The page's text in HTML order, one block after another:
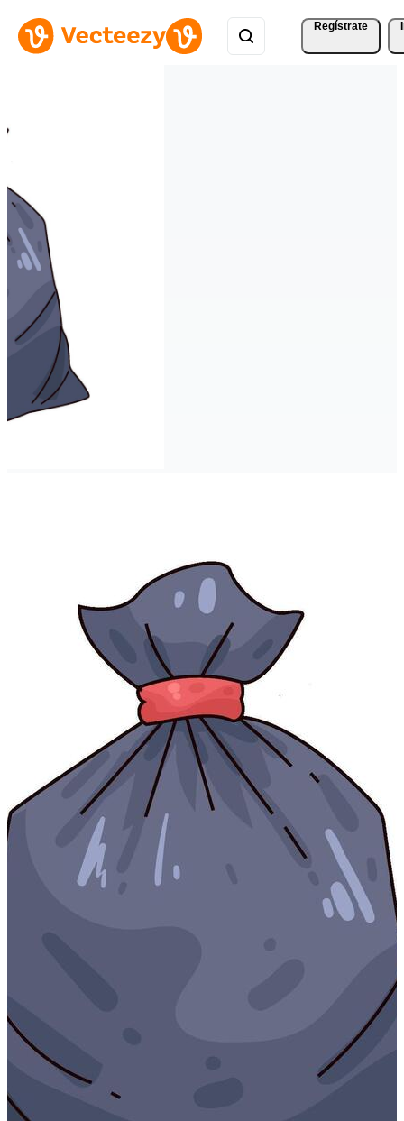
Regístrate